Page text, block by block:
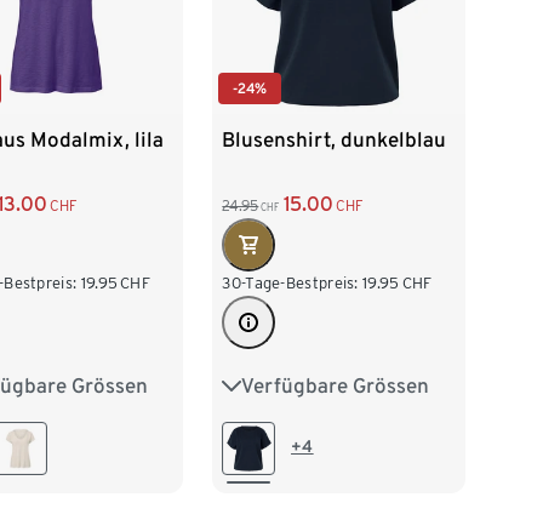
Modalmix, lila
CHF
Bestpreis: 19.95 CHF
Grössen
M 40/42
-24%
Blusenshirt, dunkelblau
24.95 CHF 15.00 CHF
30-Tage-Bestpreis: 19.95 CHF
Verfügbare Grössen
S 36/38 M 40/42
L 44/46+4